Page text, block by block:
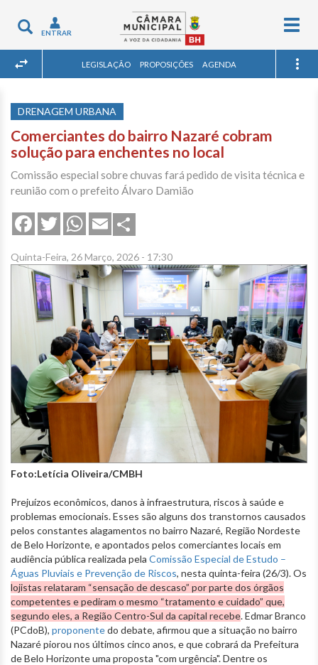
Toggle
navigation
ENTRAR
LEGISLAÇÃO PROPOSIÇÕES AGENDA
DRENAGEM URBANA
Comerciantes do bairro Nazaré cobram
solução para enchentes no local
Comissão especial sobre chuvas fará pedido de visita técnica e
reunião com o prefeito Álvaro Damião
FacebookTwitterWhatsApp
Email
Quinta-Feira, 26 Março, 2026 - 17:30
Foto:Letícia Oliveira/CMBH
Prejuízos econômicos, danos à infraestrutura, riscos à saúde e
problemas emocionais. Esses são alguns dos transtornos causados
pelos constantes alagamentos no bairro Nazaré, Região Nordeste
de Belo Horizonte, e apontados pelos comerciantes locais em
audiência pública realizada pela Comissão Especial de Estudo –
Águas Pluviais e Prevenção de Riscos, nesta quinta-feira (26/3). Os
lojistas relataram “sensação de descaso” por parte dos órgãos
competentes e pediram o mesmo “tratamento e cuidado” que,
segundo eles, a Região Centro-Sul da capital recebe. Edmar Branco
(PCdoB), proponentedo debate, afirmou que a situação no bairro
Nazaré piorou nos últimos cinco anos, e que cobrará da Prefeitura
de Belo Horizonte uma proposta "com urgência". Dentre os